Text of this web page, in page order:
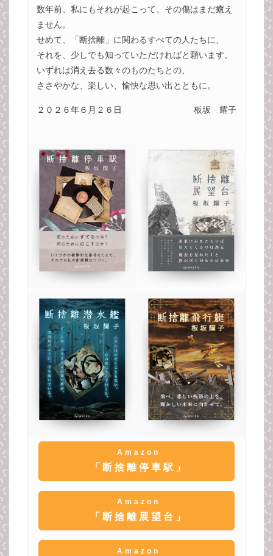
数年前、私にもそれが起こって、その傷はまだ癒え
ません。
せめて、「断捨離」に関わるすべての人たちに、
それを、少しでも知っていただければと願います。
いずれは消え去る数々のものたちとの、
ささやかな、楽しい、愉快な思い出とともに。
２０２６年６月２６日 板坂 耀子
Amazon
「断捨離停車駅」
Amazon
「断捨離展望台」
Amazon